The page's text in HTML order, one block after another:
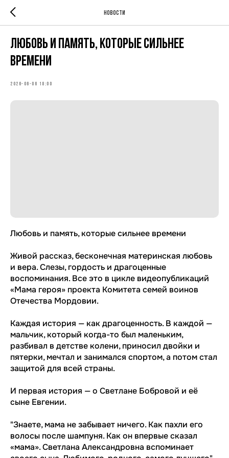
Новости
Любовь и память, которые сильнее
времени
2026-06-06 18:00
Любовь и память, которые сильнее времени
Живой рассказ, бесконечная материнская любовь
и вера. Слезы, гордость и драгоценные
воспоминания. Все это в цикле видеопубликаций
«Мама героя» проекта Комитета семей воинов
Отечества Мордовии.
Каждая история — как драгоценность. В каждой —
мальчик, который когда-то был маленьким,
разбивал в детстве колени, приносил двойки и
пятерки, мечтал и занимался спортом, а потом стал
защитой для всей страны.
И первая история — о Светлане Бобровой и её
сыне Евгении.
"Знаете, мама не забывает ничего. Как пахли его
волосы после шампуня. Как он впервые сказал
«мама». Светлана Александровна вспоминает